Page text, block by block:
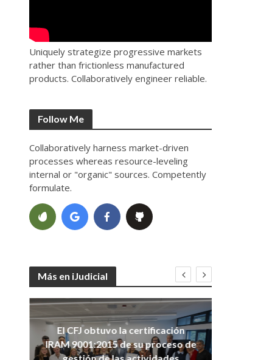
Uniquely strategize progressive markets
rather than frictionless manufactured
products. Collaboratively engineer reliable.
Follow Me
Collaboratively harness market-driven
processes whereas resource-leveling
internal or "organic" sources. Competently
formulate.
Más en iJudicial
El CFJ obtuvo la certificación
IRAM 9001:2015 de su proceso de